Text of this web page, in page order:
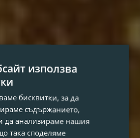
използва
бисквитки, за да
съдържанието,
да анализираме нашия
така споделяме